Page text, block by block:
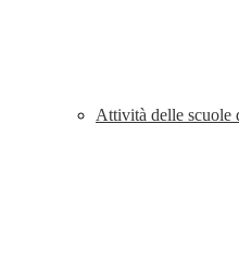
Attività delle scuole